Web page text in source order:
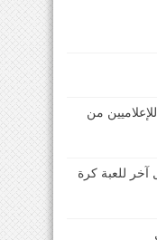
من
آخر للعبة كرة